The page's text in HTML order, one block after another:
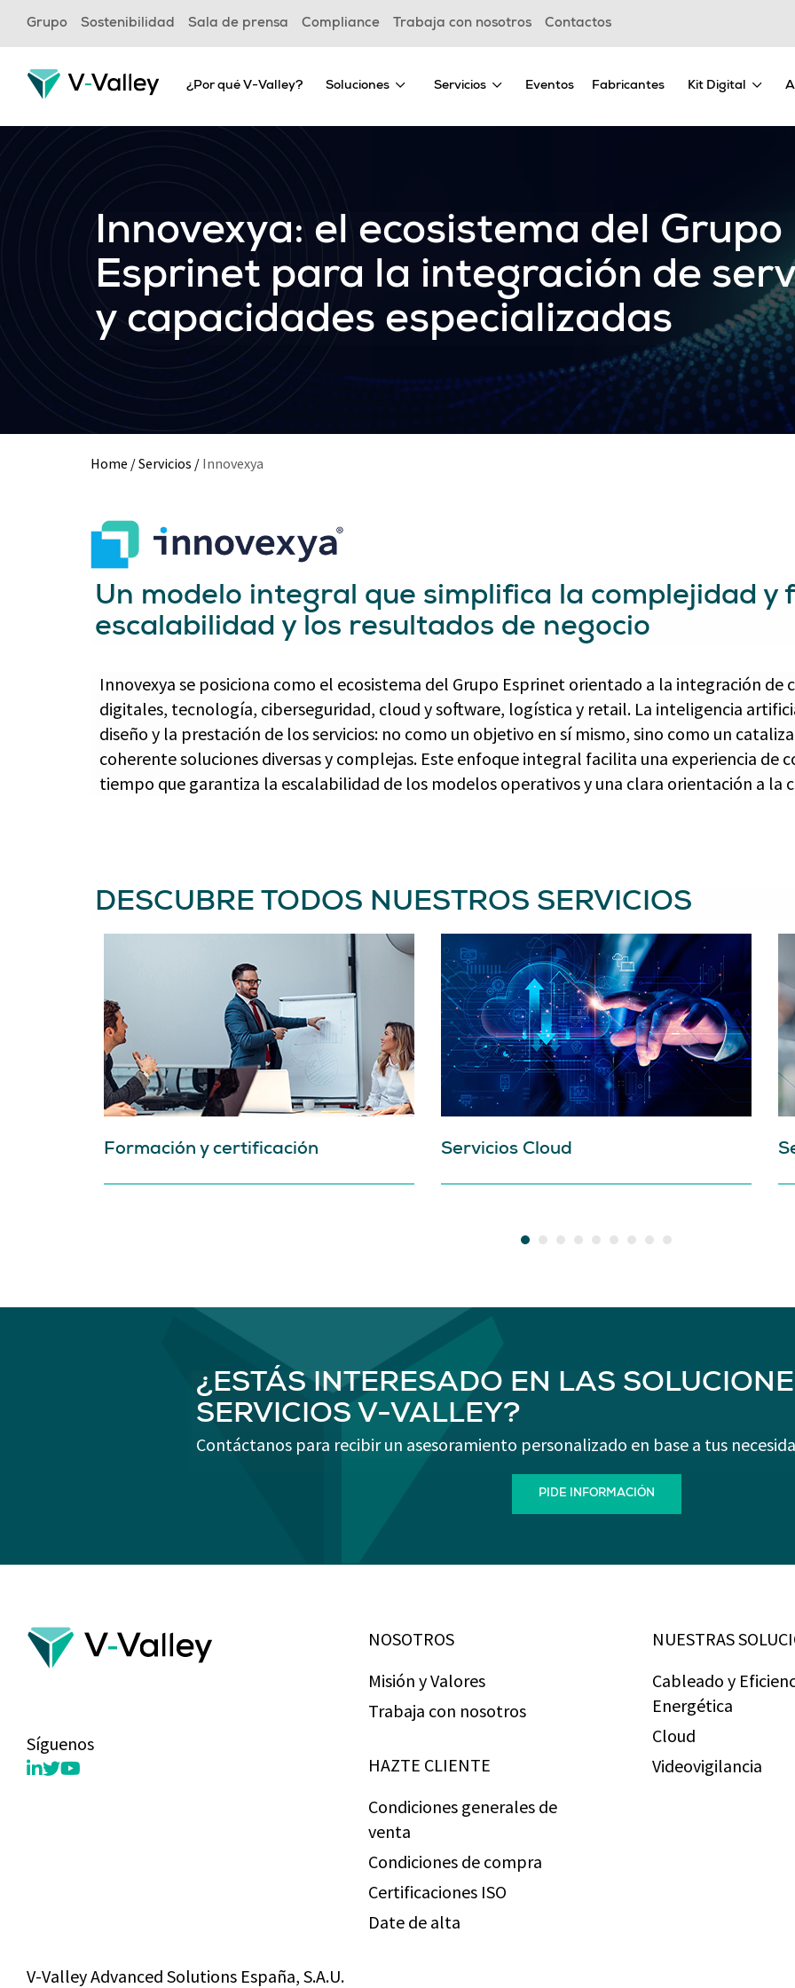
Skip
content
Grupo Sostenibilidad Sala de prensa Compliance Trabaja con nosotros Contactos
¿Por qué V-Valley? Soluciones Servicios Eventos Fabricantes Kit Digital
Innovexya: el ecosistema del Grupo
Esprinet para la integración de
y capacidades especializadas
Home /Servicios / Innovexya
Un modelo integral que simplifica la complejidad y
escalabilidad y los resultados de negocio
Innovexya se posiciona como el ecosistema del Grupo Esprinet orientado a la integración de
digitales, tecnología, ciberseguridad, cloud y software, logística y retail. La inteligencia
diseño y la prestación de los servicios: no como un objetivo en sí mismo, sino como un
coherente soluciones diversas y complejas. Este enfoque integral facilita una experiencia de
tiempo que garantiza la escalabilidad de los modelos operativos y una clara orientación a la
DESCUBRE TODOS NUESTROS SERVICIOS
Formación y certificación Servicios Cloud
¿ESTÁS INTERESADO EN LAS
SERVICIOS V-VALLEY?
Contáctanos para recibir un asesoramiento personalizado en base a tus
PIDE INFORMACIÓN
Síguenos
NOSOTROS
Misión y Valores
Trabaja con nosotros
HAZTE CLIENTE
Condiciones generales de
venta
Condiciones de compra
Certificaciones ISO
Date de alta
NUESTRAS
Cableado y
Energética
Cloud
Videovigilancia
V-Valley Advanced Solutions España, S.A.U.